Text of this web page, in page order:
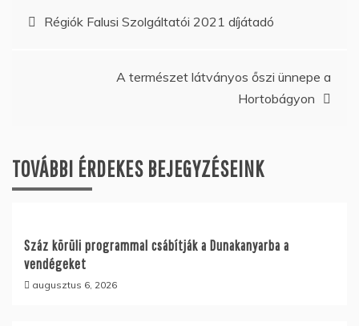
Bejegyzés
Régiók Falusi Szolgáltatói 2021 díjátadó
A természet látványos őszi ünnepe a
Hortobágyon
TOVÁBBI ÉRDEKES BEJEGYZÉSEINK
Száz körüli programmal csábítják a Dunakanyarba a
vendégeket
augusztus 6, 2026